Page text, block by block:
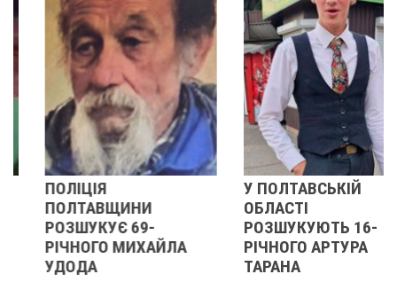
ПОЛІЦІЯ
ПОЛТАВЩИНИ
РОЗШУКУЄ 69-
РІЧНОГО МИХАЙЛА
УДОДА
У ПОЛТАВСЬКІЙ
ОБЛАСТІ
РОЗШУКУЮТЬ 16-
РІЧНОГО АРТУРА
ТАРАНА